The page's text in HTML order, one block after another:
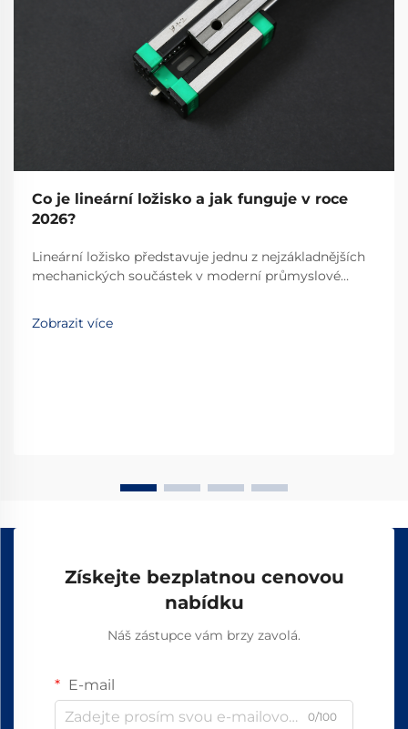
Co je lineární ložisko a jak funguje v roce
2026?
Lineární ložisko představuje jednu z nejzákladnějších
mechanických součástek v moderní průmyslové
zařízení umožňují hladký, řízený lineární pohyb po
předem určené dráze, čímž se stávají
Zobrazit více
Získejte bezplatnou cenovou
nabídku
Náš zástupce vám brzy zavolá.
E-mail
0/100